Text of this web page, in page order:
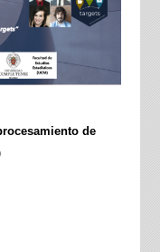
de